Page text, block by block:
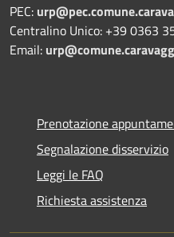
PEC:
Centralino Unico: +39 0363
Email:
Prenotazione
Segnalazione disservizio
Leggi le FAQ
Richiesta assistenza